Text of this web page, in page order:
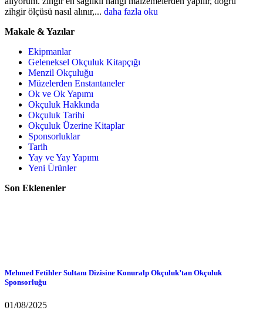
zihgir ölçüsü nasıl alınır,... daha fazla oku
Makale & Yazılar
Ekipmanlar
Geleneksel Okçuluk Kitapçığı
Menzil Okçuluğu
Müzelerden Enstantaneler
Ok ve Ok Yapımı
Okçuluk Hakkında
Okçuluk Tarihi
Okçuluk Üzerine Kitaplar
Sponsorluklar
Tarih
Yay ve Yay Yapımı
Yeni Ürünler
Son Eklenenler
Mehmed Fetihler Sultanı Dizisine Konuralp Okçuluk’tan Okçuluk
Sponsorluğu
01/08/2025